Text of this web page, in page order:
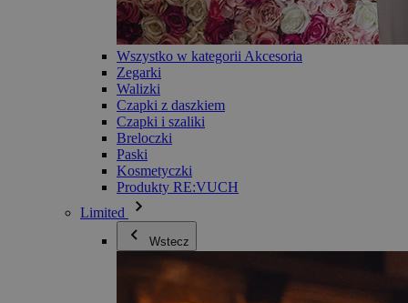
Wszystko w kategorii Akcesoria
Zegarki
Walizki
Czapki z daszkiem
Czapki i szaliki
Breloczki
Paski
Kosmetyczki
Produkty RE:VUCH
Limited
Wstecz